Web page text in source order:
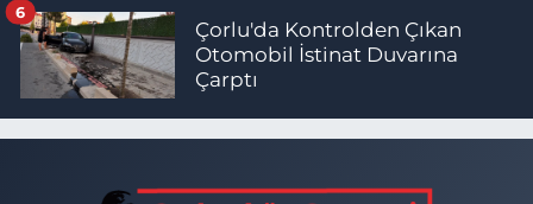
Çorlu'da Kontrolden Çıkan
Otomobil İstinat Duvarına
Çarptı
6